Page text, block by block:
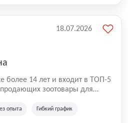
более 14 лет и входит в ТОП-5
зоотовары для
магазинами, а также
опыта Гибкий график
18.07.2026